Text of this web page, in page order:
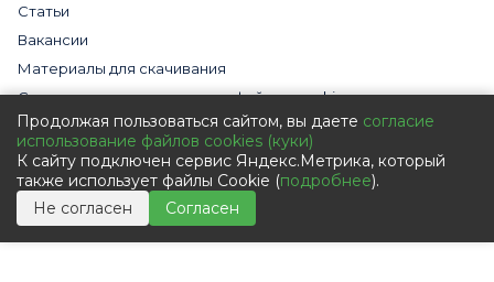
Статьи
Вакансии
Материалы для скачивания
Cогласие на использование файлов cookies
Обработка персональных данных с помощью сервиса
«Яндекс.Метрика»
Политика в отношении обработки персональных данных
Пользовательское соглашение
Согласие на обработку персональных данных
Продолжая пользоваться сайтом, вы даете согласие
использование файлов cookies (куки)
К сайту подключен сервис Яндекс.Метрика, который
также использует файлы Cookie (подробнее).
Не согласен
Согласен